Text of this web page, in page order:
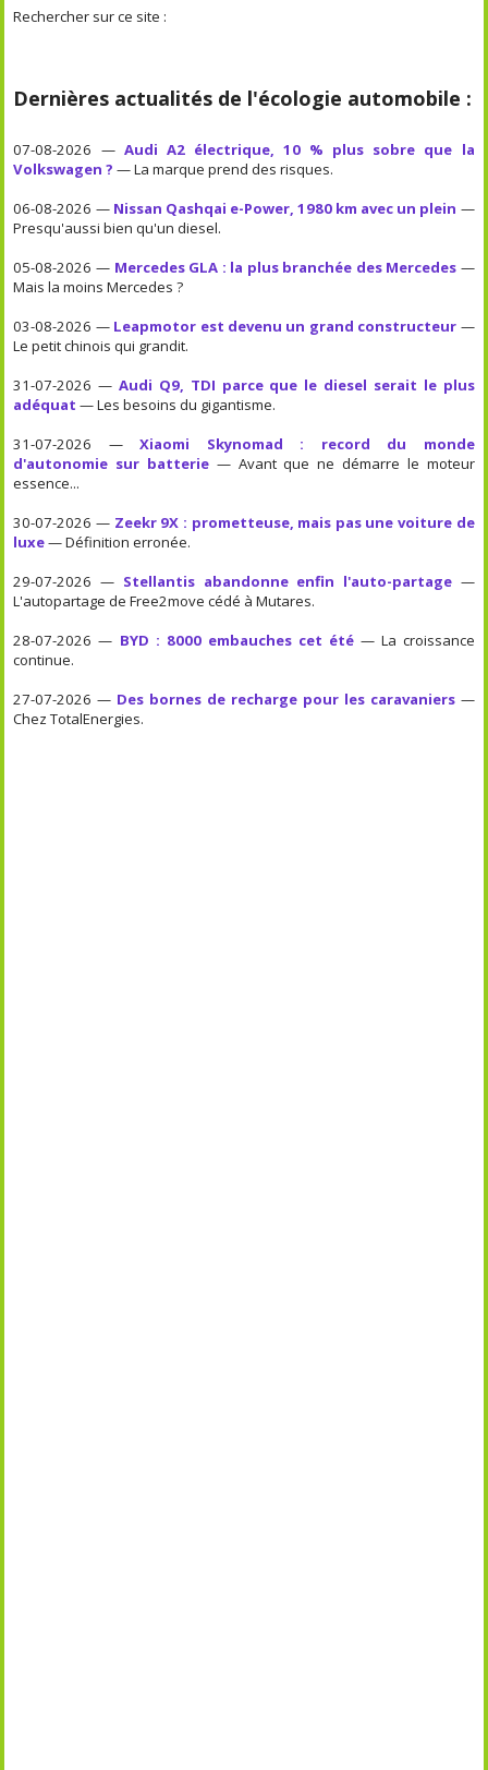
Rechercher sur ce site :
Dernières actualités de l'écologie automobile :
07-08-2026 — Audi A2 électrique, 10 % plus sobre que la
Volkswagen ? — La marque prend des risques.
06-08-2026 — Nissan Qashqai e-Power, 1980 km avec un plein —
Presqu'aussi bien qu'un diesel.
05-08-2026 — Mercedes GLA : la plus branchée des Mercedes —
Mais la moins Mercedes ?
03-08-2026 — Leapmotor est devenu un grand constructeur —
Le petit chinois qui grandit.
31-07-2026 —Audi Q9, TDI parce que le diesel serait le plus
adéquat — Les besoins du gigantisme.
31-07-2026 —Xiaomi Skynomad : record du monde
d'autonomie sur batterie — Avant que ne démarre le moteur
essence...
30-07-2026 — Zeekr 9X : prometteuse, mais pas une voiture de
luxe— Définition erronée.
29-07-2026 — Stellantis abandonne enfin l'auto-partage—
L'autopartage de Free2move cédé à Mutares.
28-07-2026 — BYD : 8000 embauches cet été— La croissance
continue.
27-07-2026 — Des bornes de recharge pour les caravaniers—
Chez TotalEnergies.